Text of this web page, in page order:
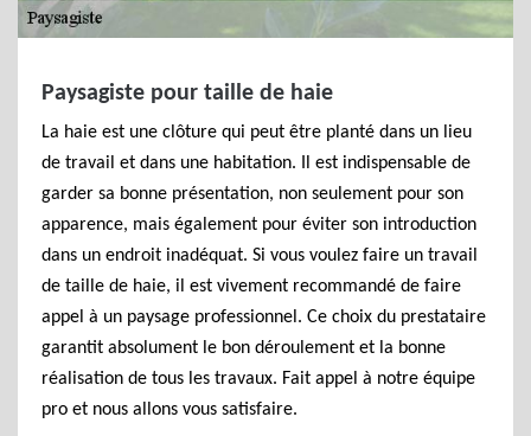
Paysagiste pour taille de haie
La haie est une clôture qui peut être planté dans un lieu
de travail et dans une habitation. Il est indispensable de
garder sa bonne présentation, non seulement pour son
apparence, mais également pour éviter son introduction
dans un endroit inadéquat. Si vous voulez faire un travail
de taille de haie, il est vivement recommandé de faire
appel à un paysage professionnel. Ce choix du prestataire
garantit absolument le bon déroulement et la bonne
réalisation de tous les travaux. Fait appel à notre équipe
pro et nous allons vous satisfaire.